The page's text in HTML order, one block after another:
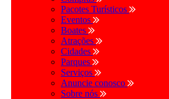
Pacotes Turísticos
Eventos
Boates
Atrações
Cidades
Parques
Serviços
Anuncie conosco
Sobre nós